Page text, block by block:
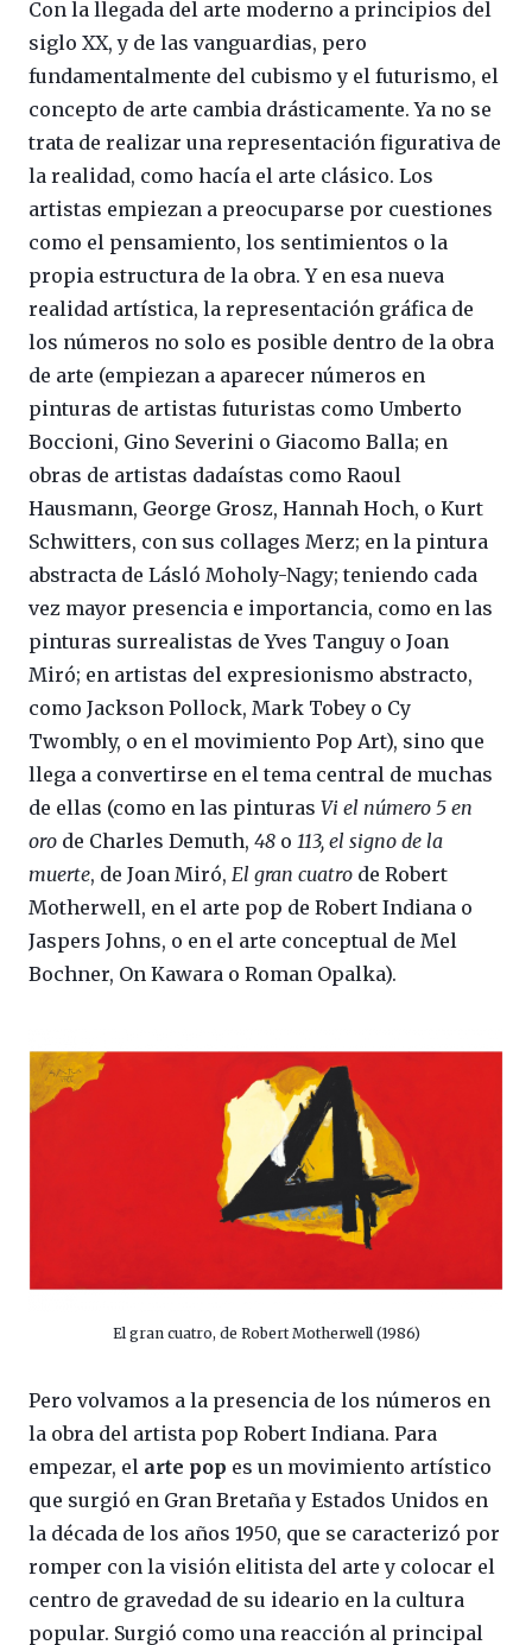
Con la llegada del arte moderno a principios del
siglo XX, y de las vanguardias, pero
fundamentalmente del cubismo y el futurismo, el
concepto de arte cambia drásticamente. Ya no se
trata de realizar una representación figurativa de
la realidad, como hacía el arte clásico. Los
artistas empiezan a preocuparse por cuestiones
como el pensamiento, los sentimientos o la
propia estructura de la obra. Y en esa nueva
realidad artística, la representación gráfica de
los números no solo es posible dentro de la obra
de arte (empiezan a aparecer números en
pinturas de artistas futuristas como Umberto
Boccioni, Gino Severini o Giacomo Balla; en
obras de artistas dadaístas como Raoul
Hausmann, George Grosz, Hannah Hoch, o Kurt
Schwitters, con sus collages Merz; en la pintura
abstracta de Lásló Moholy-Nagy; teniendo cada
vez mayor presencia e importancia, como en las
pinturas surrealistas de Yves Tanguy o Joan
Miró; en artistas del expresionismo abstracto,
como Jackson Pollock, Mark Tobey o Cy
Twombly, o en el movimiento Pop Art), sino que
llega a convertirse en el tema central de muchas
de ellas (como en las pinturas Vi el número 5 en
oro de Charles Demuth, 48 o 113, el signo de la
muerte, de Joan Miró, El gran cuatro de Robert
Motherwell, en el arte pop de Robert Indiana o
Jaspers Johns, o en el arte conceptual de Mel
Bochner, On Kawara o Roman Opalka).
El gran cuatro, de Robert Motherwell (1986)
Pero volvamos a la presencia de los números en
la obra del artista pop Robert Indiana. Para
empezar, el arte pop es un movimiento artístico
que surgió en Gran Bretaña y Estados Unidos en
la década de los años 1950, que se caracterizó por
romper con la visión elitista del arte y colocar el
centro de gravedad de su ideario en la cultura
popular. Surgió como una reacción al principal